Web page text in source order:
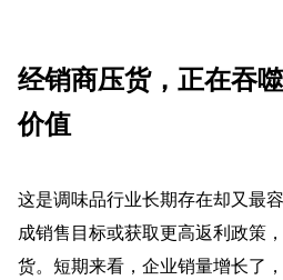
经销商压货，正在吞
价值
这是调味品行业长期存在却又最
成销售目标或获取更高返利政策
货。短期来看，企业销量增长了